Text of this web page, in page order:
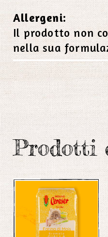
Allergeni:
Il prodotto non
nella sua
Prodotti